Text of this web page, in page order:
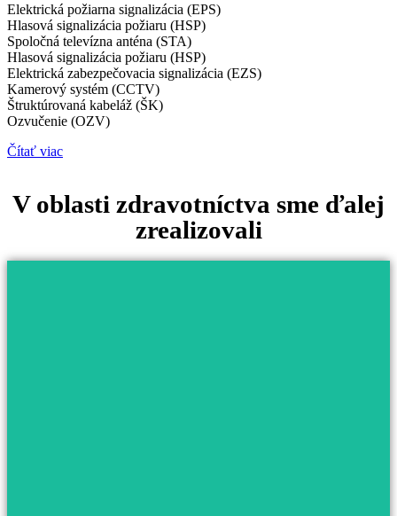
Elektrická požiarna signalizácia (EPS)
Hlasová signalizácia požiaru (HSP)
Spoločná televízna anténa (STA)
Hlasová signalizácia požiaru (HSP)
Elektrická zabezpečovacia signalizácia (EZS)
Kamerový systém (CCTV)
Štruktúrovaná kabeláž (ŠK)
Ozvučenie (OZV)
Čítať viac
V oblasti zdravotníctva sme ďalej
zrealizovali